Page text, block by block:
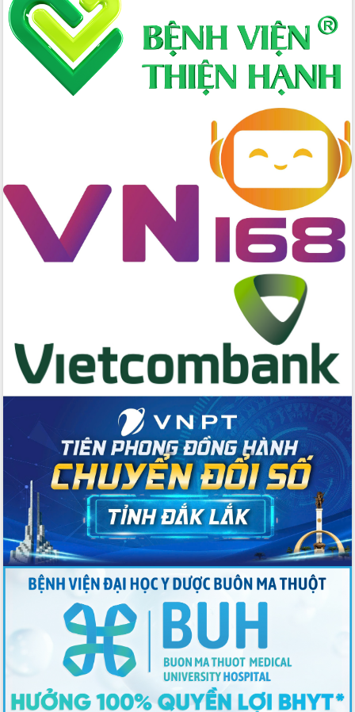
Bầu cử Quốc hội và HĐND: Cử tri Đắk
Lắk gửi gắm niềm tin, kỳ vọng vào lá
phiếu
Đắk Lắk sẵn sàng các điều kiện cho
Ngày hội bầu cử đại biểu Quốc hội
khóa XVI và HĐND các cấp nhiệm kỳ
kiểm tra, chỉ đạo hoàn thành các dự
án cao tốc và thăm khu tái định cư tại
Đắk Lắk
Sôi nổi Hội đua ngựa truyền thống Gò
Thì Thùng mừng Xuân Bính Ngọ 2026
UBND tỉnh Đắk Lắk triển khai công tác
quốc phòng, quân sự địa phương năm
2026
Đắk Lắk tập trung toàn lực khắc phục
tồn tại IUU, sẵn sàng làm việc với
Đoàn thanh tra EC
Chủ tịch UBND tỉnh Tạ Anh Tuấn thăm,
chúc mừng các bệnh viện nhân Ngày
Thầy thuốc Việt Nam
Rộn ràng lễ hội truyền thống Sông
nước Đà Nông lần thứ I năm 2026
Kỳ họp Chuyên đề lần thứ Năm, HĐND
tỉnh Đắk Lắk thông qua các nghị quyết
quan trọng
Thống nhất danh sách giới thiệu ứng
cử đại biểu Quốc hội khoá XVI và đại
biểu HĐND tỉnh Đắk Lắk, nhiệm kỳ
Phát động hai phong trào thi đua quan
trọng trong kỷ nguyên mới
Hội nghị lần thứ tư Ban Chỉ đạo công